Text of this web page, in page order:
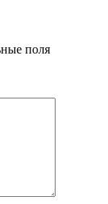
поля